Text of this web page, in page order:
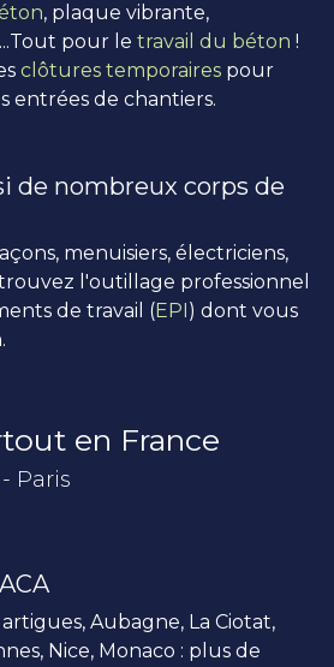
, plaque vibrante,
pour le travail du béton !
clôtures temporaires pour
entrées de chantiers.
de nombreux corps de
menuisiers, électriciens,
l'outillage professionnel
de travail (EPI ) dont vous
en France
Paris
Aubagne, La Ciotat,
Nice, Monaco : plus de